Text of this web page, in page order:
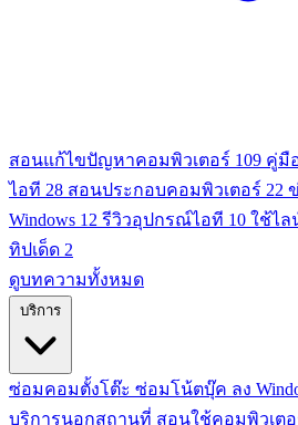
สอนแก้ไขปัญหาคอมพิวเตอร์ 109 คู่มื
ไอที 28 สอนประกอบคอมพิวเตอร์ 22
Windows 12 รีวิวอุปกรณ์ไอที 10 ใช้ไล
ทิปเด็ด 2
ดูบทความทั้งหมด
ซ่อมคอมตั้งโต๊ะ ซ่อมโน้ตบุ๊ค ลง
บริการนอกสถานที่ สอนใช้คอมพิวเต